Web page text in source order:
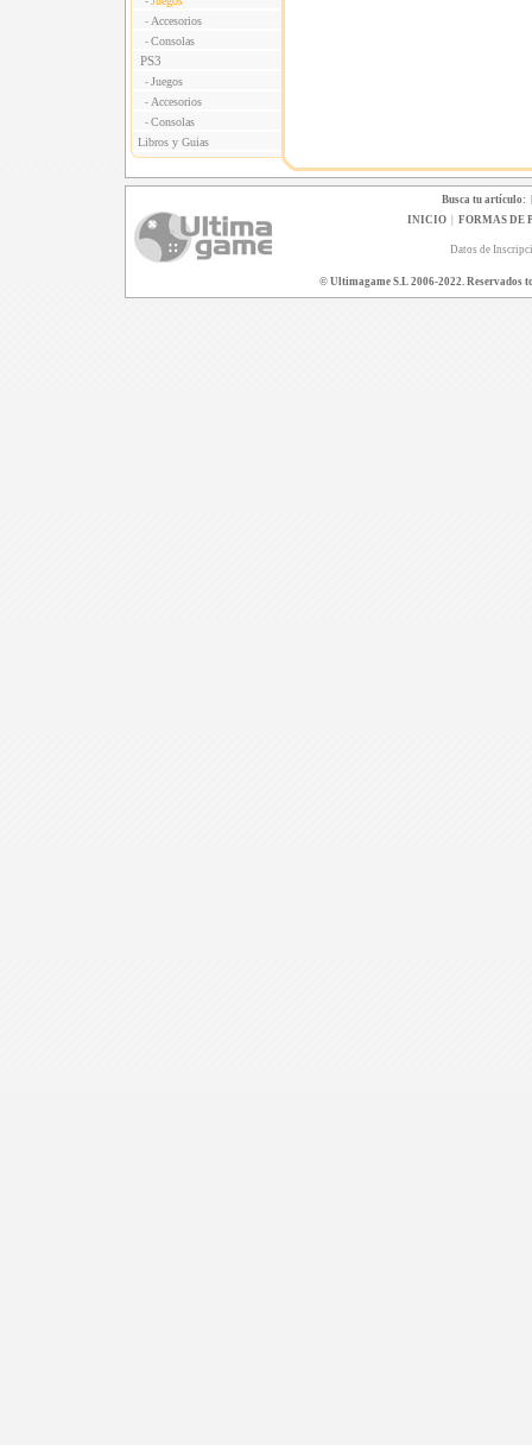
- Accesorios
- Consolas
PS3
- Juegos
- Accesorios
- Consolas
Libros y Guias
Busca tu artículo:
INICIO| FORMAS DE
Datos de
© Ultimagame S.L 2006-2022. Reservados